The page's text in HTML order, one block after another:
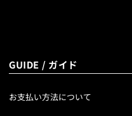
GUIDE / ガイド
お支払い方法について